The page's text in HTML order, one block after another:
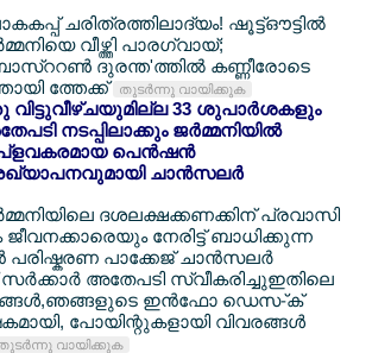
ചരിത്രത്തിലാദ്യം! ഷൂട്ട്ഔട്ടില്‍
വീഴ്ത്തി പാരഗ്വായ്;
ദുരന്ത'ത്തില്‍ കണ്ണീരോടെ
ത്തേക്ക് തുടര്‍ന്നു വായിക്കുക
വിട്ടുവീഴ്ചയുമില്ല 33 ശുപാര്‍ശകളും
നടപ്പിലാക്കും ജര്‍മ്മനിയില്‍
പെന്‍ഷന്‍
ചാന്‍സലര്‍
ദശലക്ഷക്കണക്കിന് പ്രവാസി
നേരിട്ട് ബാധിക്കുന്ന
പാക്കേജ് ചാന്‍സലര്‍
അതേപടി സ്വീകരിച്ചുഇതിലെ
ഇന്‍ഫോ ഡെസ-്ക്
പോയിന്റുകളായി വിവരങ്ങള്‍
വായിക്കുക